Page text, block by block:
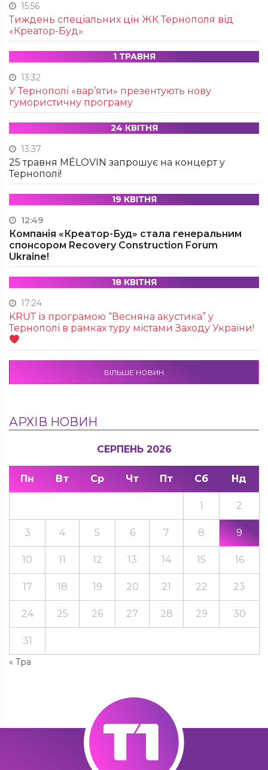
15:56
Тиждень спеціальних цін ЖК Тернополя від
«Креатор-Буд»
1 ТРАВНЯ
13:32
У Тернополі «вар’яти» презентують нову
гумористичну програму
24 КВІТНЯ
13:37
25 травня MÉLOVIN запрошує на концерт у
Тернополі!
19 КВІТНЯ
12:49
Компанія «Креатор-Буд» стала генеральним
спонсором Recovery Construction Forum
Ukraine!
18 КВІТНЯ
17:24
KRUТ із програмою “Весняна акустика” у
Тернополі в рамках туру містами Заходу України!
БІЛЬШЕ НОВИН
АРХІВ НОВИН
СЕРПЕНЬ 2026
Пн Вт Ср Чт Пт Сб Нд
« Тра
1 2
3 4 5 6 7 8 9
10 11 12 13 14 15 16
17 18 19 20 21 22 23
24 25 26 27 28 29 30
31